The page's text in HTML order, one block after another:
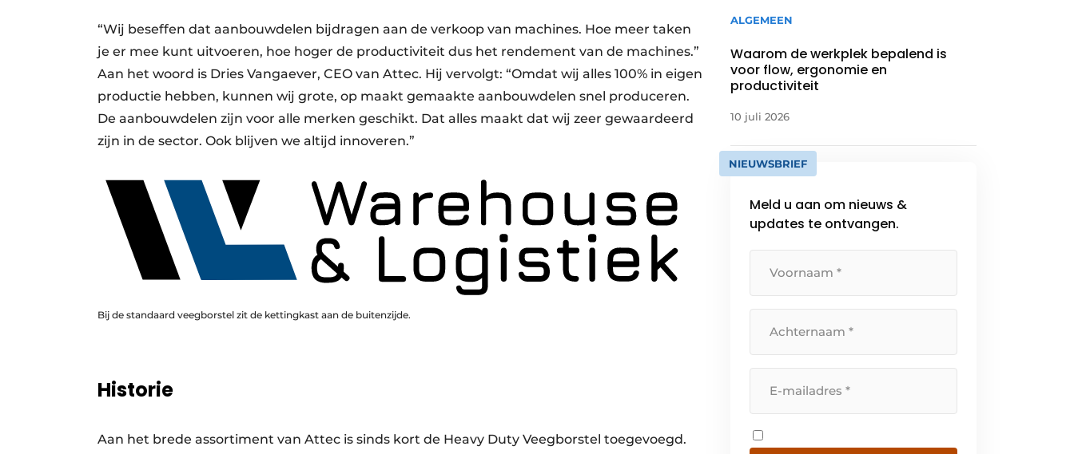
“Wij beseffen dat aanbouwdelen bijdragen aan de verkoop van machines. Hoe meer taken
je er mee kunt uitvoeren, hoe hoger de productiviteit dus het rendement van de machines.”
Aan het woord is Dries Vangaever, CEO van Attec. Hij vervolgt: “Omdat wij alles 100% in eigen
productie hebben, kunnen wij grote, op maakt gemaakte aanbouwdelen snel produceren.
De aanbouwdelen zijn voor alle merken geschikt. Dat alles maakt dat wij zeer gewaardeerd
zijn in de sector. Ook blijven we altijd innoveren.”
Bij de standaard veegborstel zit de kettingkast aan de buitenzijde.
Historie
Aan het brede assortiment van Attec is sinds kort de Heavy Duty Veegborstel toegevoegd.
ALGEMEEN
Waarom de werkplek bepalend is
voor flow, ergonomie en
productiviteit
10 juli 2026
NIEUWSBRIEF
Meld u aan om nieuws &
updates te ontvangen.